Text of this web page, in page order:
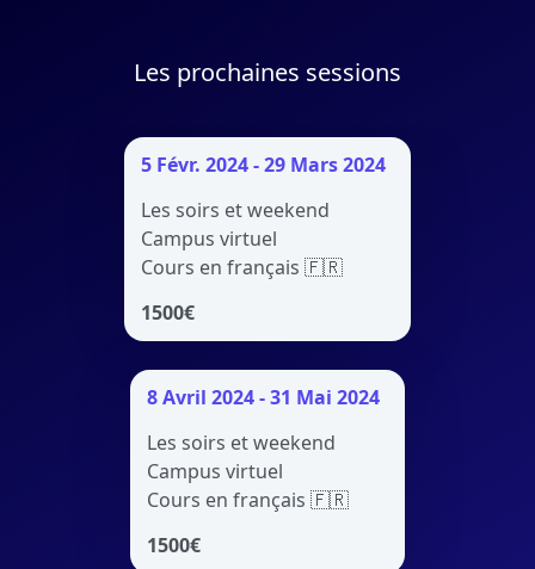
Les prochaines sessions
5 Févr. 2024 - 29 Mars 2024
Les soirs et weekend
Campus virtuel
Cours en français 🇫🇷
1500€
8 Avril 2024 - 31 Mai 2024
Les soirs et weekend
Campus virtuel
Cours en français 🇫🇷
1500€